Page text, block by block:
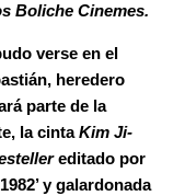
Boliche Cinemes.
verse en el
heredero
parte de la
la cintaKim Ji-
editado por
y galardonada